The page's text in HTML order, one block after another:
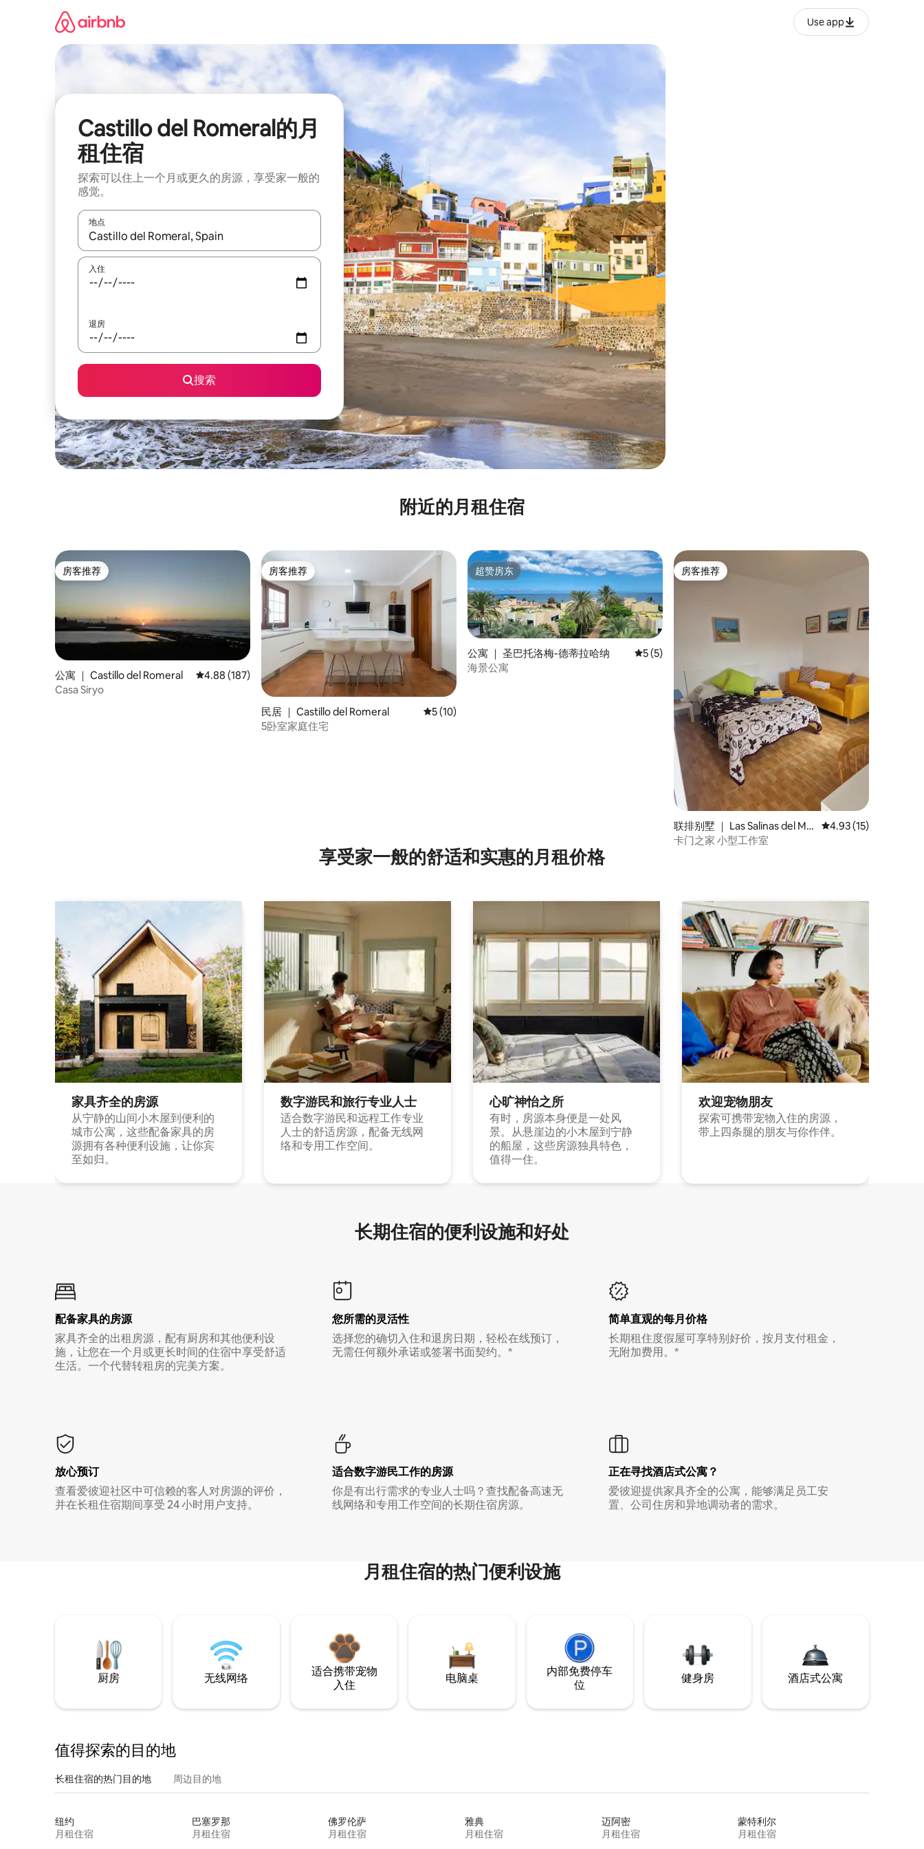
Use app
Castillo del Romeral的月
租住宿
探索可以住上一个月或更久的房源，享受家一般的
感觉。
地点
如有搜索结果，请使用上下方向键查看，或通过点击或滑动手势浏览。
入住
退房
搜索
附近的月租住宿
房客推荐
房客推荐
公寓 ｜ Castillo del Romeral 平均评分 4.88 分（满分 5 分），共 187 条评价
4.88 (187)
Casa Siryo
房客推荐
房客推荐
民居 ｜ Castillo del Romeral 平均评分 5 分（满分 5 分），共 10 条评价
5 (10)
5卧室家庭住宅
超赞房东
超赞房东
公寓 ｜ 圣巴托洛梅-德蒂拉哈纳 平均评分 5 分（满分 5 分），共 5 条评价
5 (5)
海景公寓
房客推荐
房客推荐
联排别墅 ｜ Las Salinas del Mat
orral
平均评分 4.93 分（满
4.93 (15)
卡门之家 小型工作室
享受家一般的舒适和实惠的月租价格
家具齐全的房源
从宁静的山间小木屋到便利的
城市公寓，这些配备家具的房
源拥有各种便利设施，让你宾
至如归。
数字游民和旅行专业人士
适合数字游民和远程工作专业
人士的舒适房源，配备无线网
络和专用工作空间。
心旷神怡之所
有时，房源本身便是一处风
景。从悬崖边的小木屋到宁静
的船屋，这些房源独具特色，
值得一住。
欢迎宠物朋友
探索可携带宠物入住的房源，
带上四条腿的朋友与你作伴。
长期住宿的便利设施和好处
配备家具的房源
家具齐全的出租房源，配有厨房和其他便利设
施，让您在一个月或更长时间的住宿中享受舒适
生活。一个代替转租房的完美方案。
您所需的灵活性
选择您的确切入住和退房日期，轻松在线预订，
无需任何额外承诺或签署书面契约。*
简单直观的每月价格
长期租住度假屋可享特别好价，按月支付租金，
无附加费用。*
放心预订
查看爱彼迎社区中可信赖的客人对房源的评价，
并在长租住宿期间享受 24 小时用户支持。
适合数字游民工作的房源
你是有出行需求的专业人士吗？查找配备高速无
线网络和专用工作空间的长期住宿房源。
正在寻找酒店式公寓？
爱彼迎提供家具齐全的公寓，能够满足员工安
置、公司住房和异地调动者的需求。
月租住宿的热门便利设施
厨房 无线网络
适合携带宠物
入住
电脑桌
内部免费停车
位
健身房 酒店式公寓
值得探索的目的地
长租住宿的热门目的地 周边目的地
纽约
月租住宿
巴塞罗那
月租住宿
佛罗伦萨
月租住宿
雅典
月租住宿
迈阿密
月租住宿
蒙特利尔
月租住宿